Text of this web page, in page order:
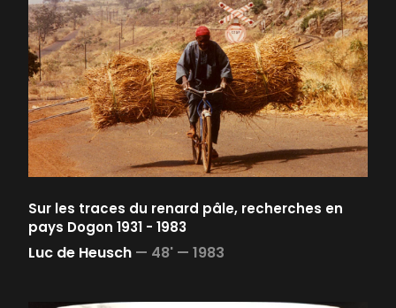
Sur les traces du renard pâle, recherches en
pays Dogon 1931 - 1983
Luc de Heusch — 48' — 1983